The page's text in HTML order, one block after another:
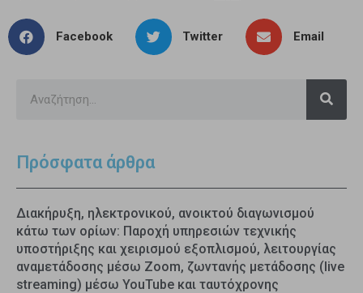
Facebook Twitter Email
Πρόσφατα άρθρα
Διακήρυξη, ηλεκτρονικού, ανοικτού διαγωνισμού
κάτω των ορίων: Παροχή υπηρεσιών τεχνικής
υποστήριξης και χειρισμού εξοπλισμού, λειτουργίας
αναμετάδοσης μέσω Zoom, ζωντανής μετάδοσης (live
streaming) μέσω YouTube και ταυτόχρονης